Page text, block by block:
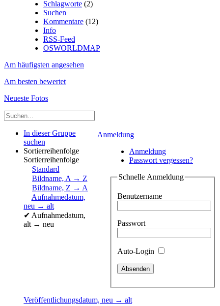
Schlagworte (2)
Suchen
Kommentare (12)
Info
RSS-Feed
OSWORLDMAP
Am häufigsten angesehen
Am besten bewertet
Neueste Fotos
Anmeldung
Anmeldung
Passwort vergessen?
Schnelle Anmeldung
Benutzername
Passwort
Auto-Login
In dieser Gruppe
suchen
Sortierreihenfolge
Sortierreihenfolge
Standard
Bildname, A → Z
Bildname, Z → A
Aufnahmedatum,
neu → alt
✔ Aufnahmedatum,
alt → neu
Veröffentlichungsdatum, neu → alt